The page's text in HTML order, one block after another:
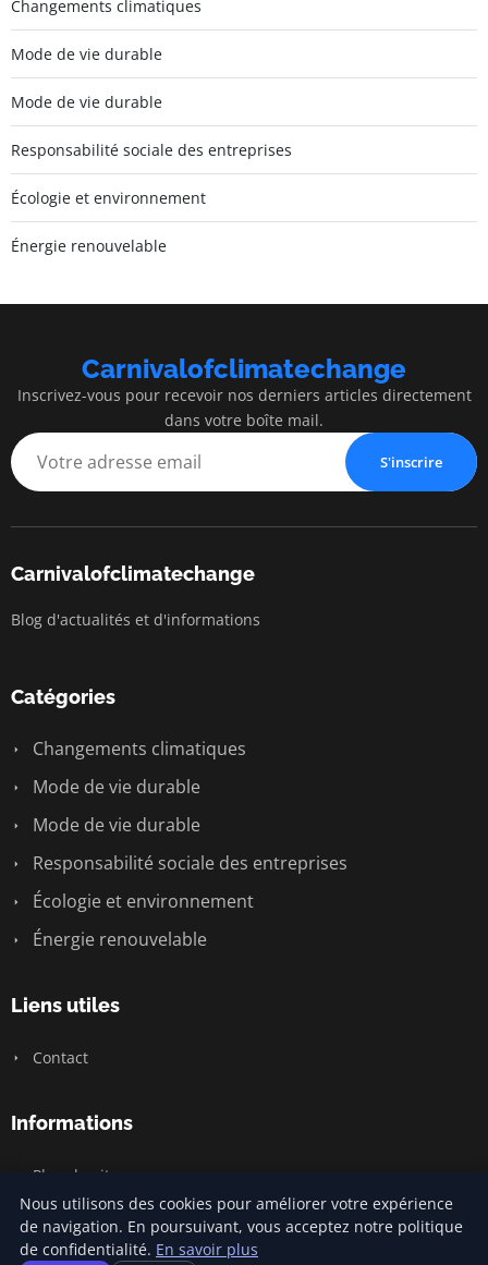
Changements climatiques
Mode de vie durable
Mode de vie durable
Responsabilité sociale des entreprises
Écologie et environnement
Énergie renouvelable
Carnivalofclimatechange
Inscrivez-vous pour recevoir nos derniers articles directement
dans votre boîte mail.
S'inscrire
Carnivalofclimatechange
Blog d'actualités et d'informations
Catégories
Changements climatiques
Mode de vie durable
Mode de vie durable
Responsabilité sociale des entreprises
Écologie et environnement
Énergie renouvelable
Liens utiles
Contact
Informations
Plan du site
Nous utilisons des cookies pour améliorer votre expérience
de navigation. En poursuivant, vous acceptez notre politique
de confidentialité. En savoir plus